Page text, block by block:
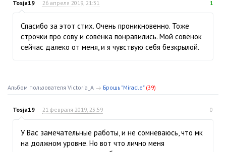
Tosja19 26 апреля 2019, 21:31 1
Спасибо за этот стих. Очень проникновенно. Тоже
строчки про сову и совёнка понравились. Мой совёнок
сейчас далеко от меня, и я чувствую себя безкрылой.
Альбом пользователя Victoria_A → Брошь "Miracle" (39)
Tosja19 21 февраля 2019, 23:59 0
У Вас замечательные работы, и не сомневаюсь, что мк
на должном уровне. Но вот что лично меня